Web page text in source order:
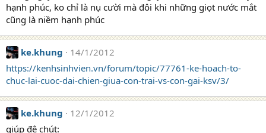
hạnh phúc, ko chỉ là nụ cười mà đôi khi những giọt nước mắt
cũng là niềm hạnh phúc
ke.khung
14/1/2012
https://kenhsinhvien.vn/forum/topic/77761-ke-hoach-to-
chuc-lai-cuoc-dai-chien-giua-con-trai-vs-con-gai-ksv/3/
ke.khung
12/1/2012
giúp đệ chút: